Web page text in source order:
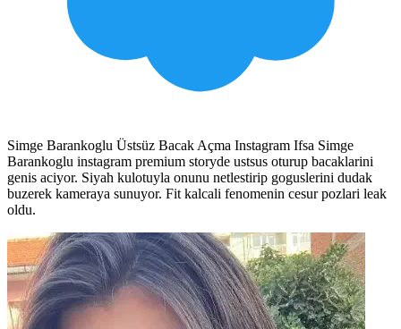
Simge Barankoglu Üstsüz Bacak Açma Instagram Ifsa Simge
Barankoglu instagram premium storyde ustsus oturup bacaklarini
genis aciyor. Siyah kulotuyla onunu netlestirip goguslerini dudak
buzerek kameraya sunuyor. Fit kalcali fenomenin cesur pozlari leak
oldu.